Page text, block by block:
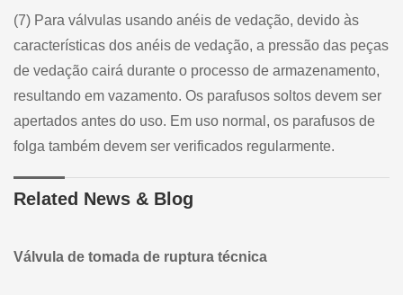
(7) Para válvulas usando anéis de vedação, devido às
características dos anéis de vedação, a pressão das peças
de vedação cairá durante o processo de armazenamento,
resultando em vazamento. Os parafusos soltos devem ser
apertados antes do uso. Em uso normal, os parafusos de
folga também devem ser verificados regularmente.
Related News & Blog
Válvula de tomada de ruptura técnica